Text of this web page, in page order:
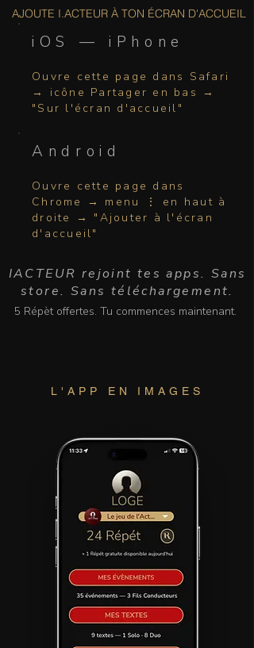
AJOUTE I.ACTEUR À TON ÉCRAN D'ACCUEIL
iOS — iPhone
Ouvre cette page dans Safari
→ icône Partager en bas →
"Sur l'écran d'accueil"
Android
Ouvre cette page dans
Chrome → menu ⋮ en haut à
droite → "Ajouter à l'écran
d'accueil"
IACTEUR rejoint tes apps. Sans
store. Sans téléchargement.
5 Répèt offertes. Tu commences maintenant.
L'APP EN IMAGES